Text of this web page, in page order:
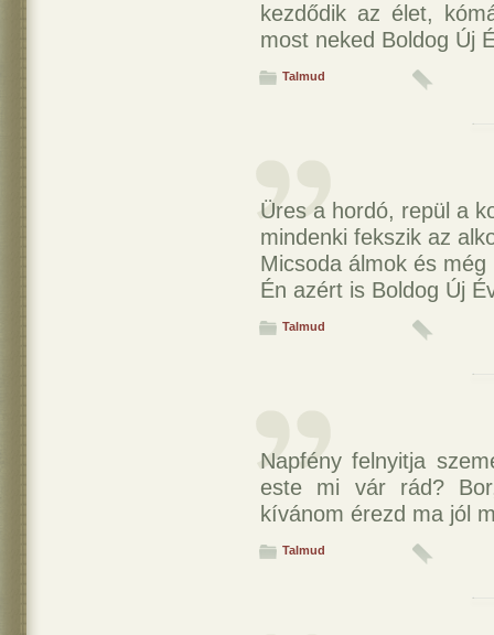
kezdődik az élet,
most neked Boldog Új
Talmud
Üres a hordó, repül a
mindenki fekszik az
Micsoda álmok és még
Én azért is Boldog Új
Talmud
Napfény felnyitja
este mi vár rád?
kívánom érezd ma jól
Talmud